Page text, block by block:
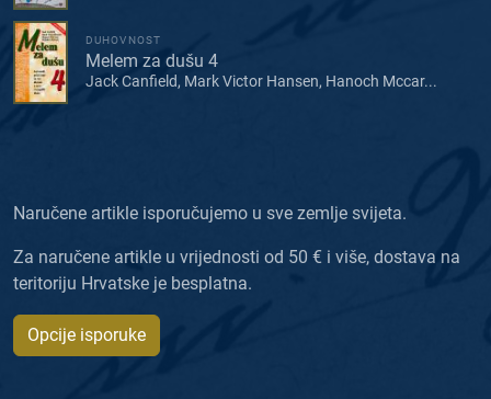
DUHOVNOST
Melem za dušu 4
Jack Canfield, Mark Victor Hansen, Hanoch Mccar...
Naručene artikle isporučujemo u sve zemlje svijeta.
Za naručene artikle u vrijednosti od 50 € i više, dostava na
teritoriju Hrvatske je besplatna.
Opcije isporuke